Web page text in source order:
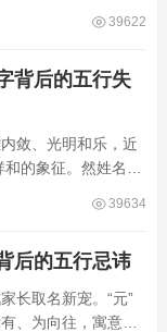
受制之患，若不顾
39622
背后的五行失
敛、光明和乐，近
的象征。然姓名命
强弱，盲目套用，
39634
后的五行忌讳
长取名新宠。“元”
、为向往，寓意卓